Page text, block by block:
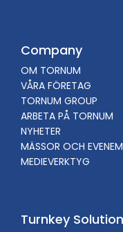
Company
OM TORNUM
VÅRA FÖRETAG
TORNUM GROUP
ARBETA PÅ TORNUM
NYHETER
MÄSSOR OCH
MEDIEVERKTYG
Turnkey Solution